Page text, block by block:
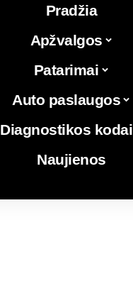
Pradžia
Apžvalgos
Patarimai
Auto paslaugos
Diagnostikos kodai
Naujienos